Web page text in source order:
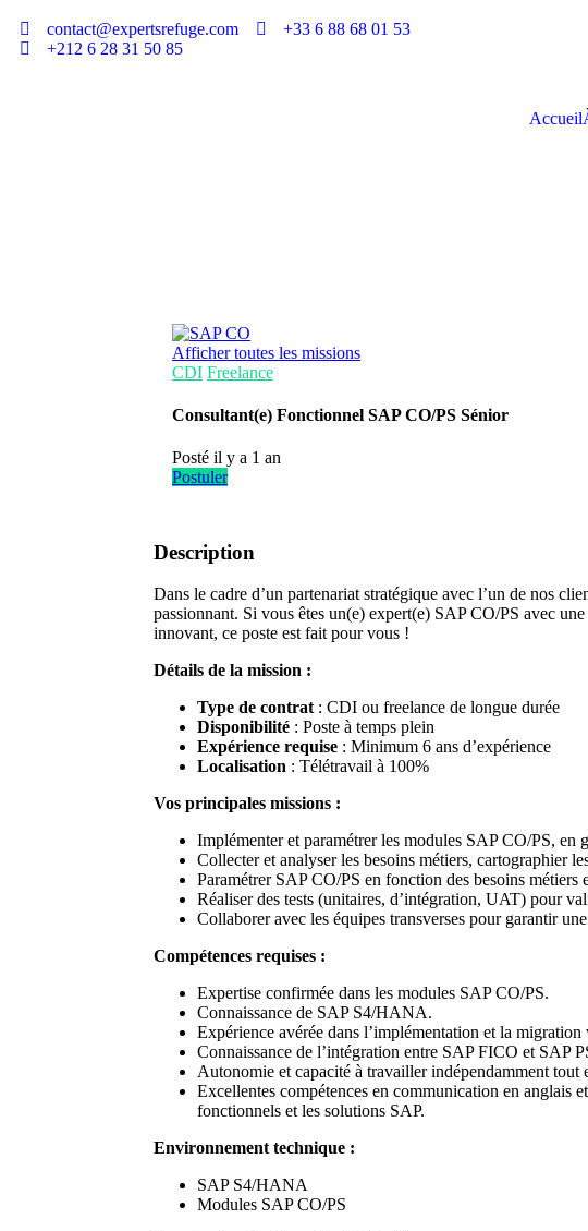
contact@expertsrefuge.com
+33 6 88 68 01 53
+212 6 28 31 50 85
Accueil
Afficher toutes les missions
CDI Freelance
Consultant(e) Fonctionnel SAP CO/PS Sénior
Posté il y a 1 an
Postuler
Description
Dans le cadre d’un partenariat stratégique avec l’un de nos
passionnant. Si vous êtes un(e) expert(e) SAP CO/PS avec
innovant, ce poste est fait pour vous !
Détails de la mission :
Type de contrat: CDI ou freelance de longue durée
Disponibilité: Poste à temps plein
Expérience requise: Minimum 6 ans d’expérience
Localisation: Télétravail à 100%
Vos principales missions :
Implémenter et paramétrer les modules SAP CO/PS, en
Collecter et analyser les besoins métiers, cartographier
Paramétrer SAP CO/PS en fonction des besoins métiers
Réaliser des tests (unitaires, d’intégration, UAT) pour
Collaborer avec les équipes transverses pour garantir
Compétences requises :
Expertise confirmée dans les modules SAP CO/PS.
Connaissance de SAP S4/HANA.
Expérience avérée dans l’implémentation et la
Connaissance de l’intégration entre SAP FICO et SAP
Autonomie et capacité à travailler indépendamment tout
Excellentes compétences en communication en anglais
fonctionnels et les solutions SAP.
Environnement technique :
SAP S4/HANA
Modules SAP CO/PS